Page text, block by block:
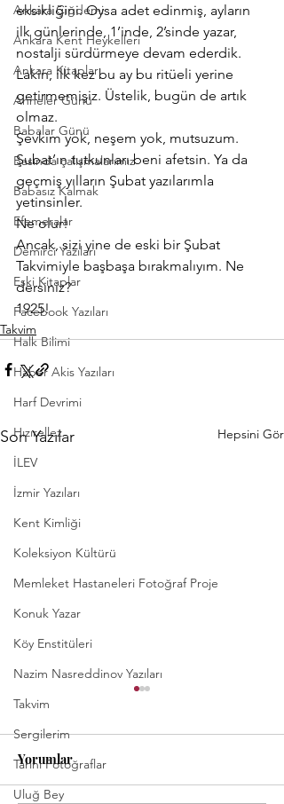
Ankara Çiğdemi
Ankara Kent Heykelleri
Ankara Kitapları
Anneler Günü
Babalar Günü
Basında çalışmalarımız
Babasız Kalmak
Efemeralar
Demirci Yazıları
Eski Kitaplar
Facebook Yazıları
Halk Bilimi
Haber Akis Yazıları
Harf Devrimi
Hızırellez
İLEV
İzmir Yazıları
Kent Kimliği
Koleksiyon Kültürü
Memleket Hastaneleri Fotoğraf Proje
Konuk Yazar
Köy Enstitüleri
Nazim Nasreddinov Yazıları
Takvim
Sergilerim
Tarihi Fotoğraflar
Uluğ Bey
eksikliğini. Oysa adet edinmiş, ayların
ilk günlerinde, 1’inde, 2’sinde yazar,
nostalji sürdürmeye devam ederdik.
Lakin, ilk kez bu ay bu ritüeli yerine
getirmemişiz. Üstelik, bugün de artık
olmaz.
Şevkim yok, neşem yok, mutsuzum.
Şubat’ın tutkunları beni afetsin. Ya da
geçmiş yılların Şubat yazılarımla
yetinsinler.
Ne olur!
Ancak, sizi yine de eski bir Şubat
Takvimiyle başbaşa bırakmalıyım. Ne
dersiniz?
1925!
Takvim
Son Yazılar Hepsini Gör
Yorumlar